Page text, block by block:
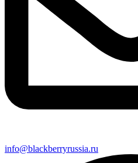
info@blackberryrussia.ru